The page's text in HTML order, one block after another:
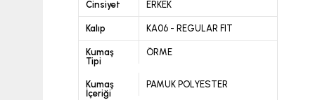
Cinsiyet ERKEK
Kalıp KA06 - REGULAR FIT
Kumaş
Tipi
ÖRME
Kumaş
İçeriği
PAMUK POLYESTER